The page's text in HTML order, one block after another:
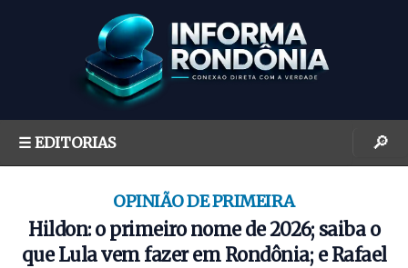
☰ EDITORIAS 🔎
OPINIÃO DE PRIMEIRA
Hildon: o primeiro nome de 2026; saiba o
que Lula vem fazer em Rondônia; e Rafael